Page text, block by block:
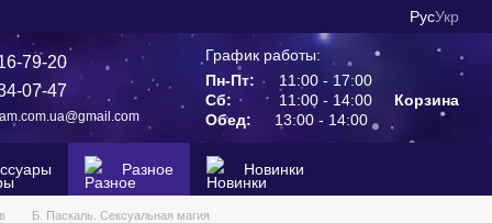
РусУкр
79-20
07-47
График работы:
Пн-Пт:
11:00 - 17:00
Сб:
11:00 - 14:00
Обед:
13:00 - 14:00
Корзина
Разное Новинки
Б. Паскаль. Сексуальная магия